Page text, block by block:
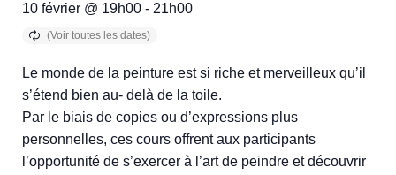
10 février @ 19h00 - 21h00
Le monde de la peinture est si riche et merveilleux qu’il
s’étend bien au- delà de la toile.
Par le biais de copies ou d’expressions plus
personnelles, ces cours offrent aux participants
l’opportunité de s’exercer à l’art de peindre et découvrir